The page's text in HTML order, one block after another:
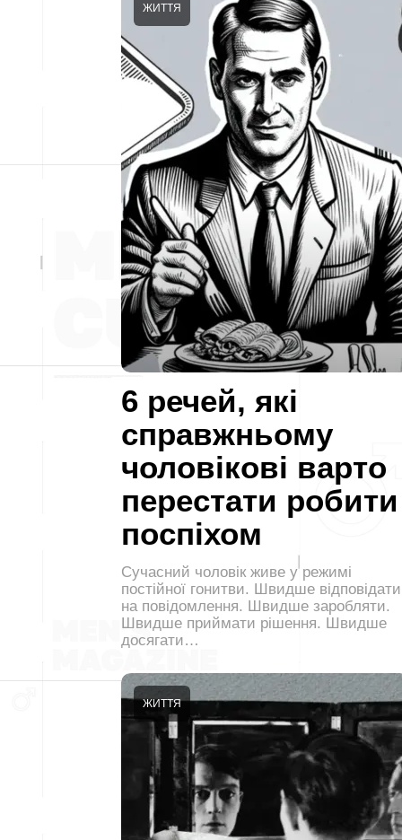
6 речей, які
справжньому
чоловікові варто
перестати робити
поспіхом
ЖИТТЯ
Сучасний чоловік живе у режимі
постійної гонитви. Швидше відповідати
на повідомлення. Швидше заробляти.
Швидше приймати рішення. Швидше
досягати…
ЖИТТЯ